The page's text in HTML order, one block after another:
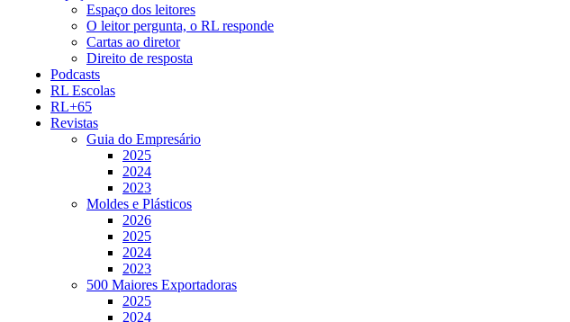
Espaço dos leitores
O leitor pergunta, o RL responde
Cartas ao diretor
Direito de resposta
Podcasts
RL Escolas
RL+65
Revistas
Guia do Empresário
2025
2024
2023
Moldes e Plásticos
2026
2025
2024
2023
500 Maiores Exportadoras
2025
2024